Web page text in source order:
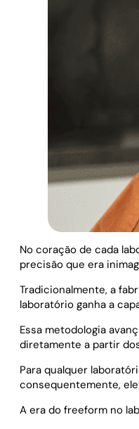
No coração de cada
precisão que era
Tradicionalmente, a
laboratório ganha a
Essa metodologia
diretamente a partir
Para qualquer
consequentemente,
A era do freeform no